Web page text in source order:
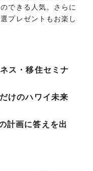
できる人気。さらに
プレゼントもお楽し
ス・移住セミナ
けのハワイ未来
計画に答えを出